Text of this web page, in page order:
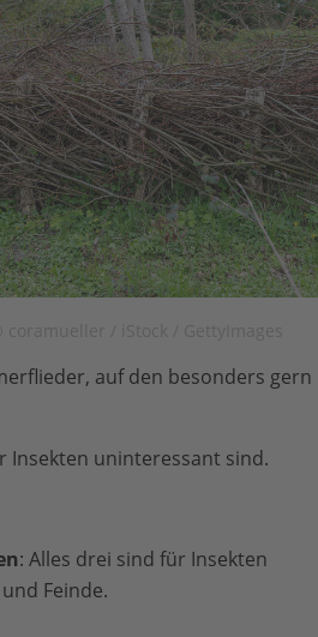
auf den besonders gern
Insekten uninteressant sind.
: Alles drei sind für Insekten
Feinde.